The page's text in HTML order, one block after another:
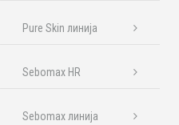
Pure Skin линија
Sebomax HR
Sebomax линија